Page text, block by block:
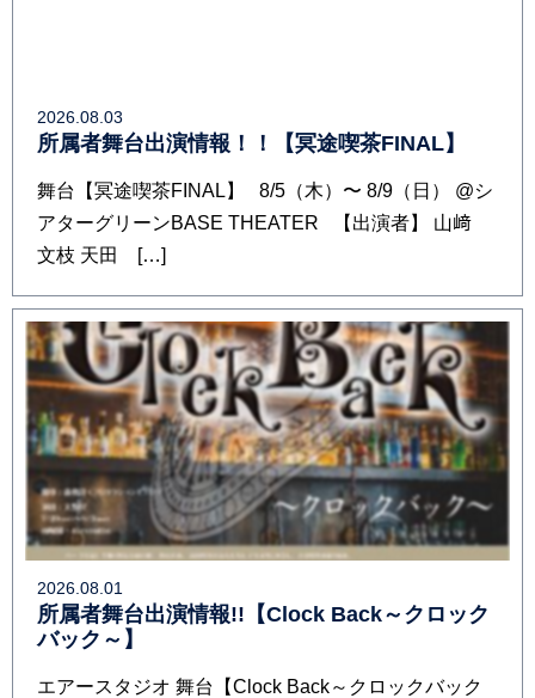
2026.08.03
所属者舞台出演情報！！【冥途喫茶FINAL】
舞台【冥途喫茶FINAL】 8/5（木）〜 8/9（日） @シ
アターグリーンBASE THEATER 【出演者】 山﨑
文枝 天田 […]
2026.08.01
所属者舞台出演情報!!【Clock Back～クロック
バック～】
エアースタジオ 舞台【Clock Back～クロックバック